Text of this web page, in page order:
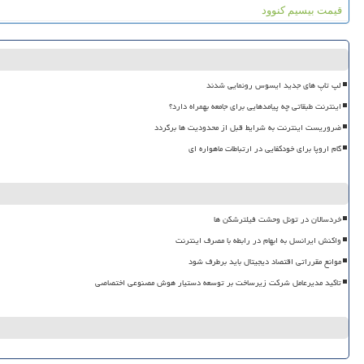
قیمت بیسیم کنوود
لپ تاپ های جدید ایسوس رونمایی شدند
اینترنت طبقاتی چه پیامدهایی برای جامعه بهمراه دارد؟
ضروریست اینترنت به شرایط قبل از محدودیت ها برگردد
گام اروپا برای خودکفایی در ارتباطات ماهواره ای
خردسالان در تونل وحشت فیلترشکن ها
واکنش ایرانسل به ابهام در رابطه با مصرف اینترنت
موانع مقرراتی اقتصاد دیجیتال باید برطرف شود
تاکید مدیرعامل شرکت زیرساخت بر توسعه دستیار هوش مصنوعی اختصاصی